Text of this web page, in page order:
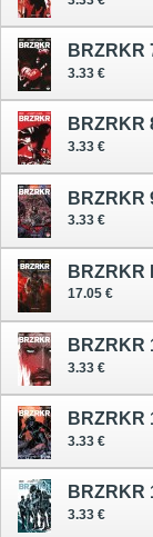
BRZRKR
3.33 €
BRZRKR
3.33 €
BRZRKR
3.33 €
BRZRKR
17.05 €
BRZRKR
3.33 €
BRZRKR
3.33 €
BRZRKR
3.33 €